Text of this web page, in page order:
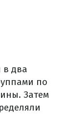
в два
по
Затем